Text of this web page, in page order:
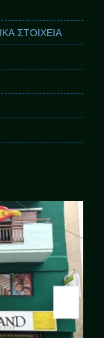
ΣΤΟΙΧΕΙΑ